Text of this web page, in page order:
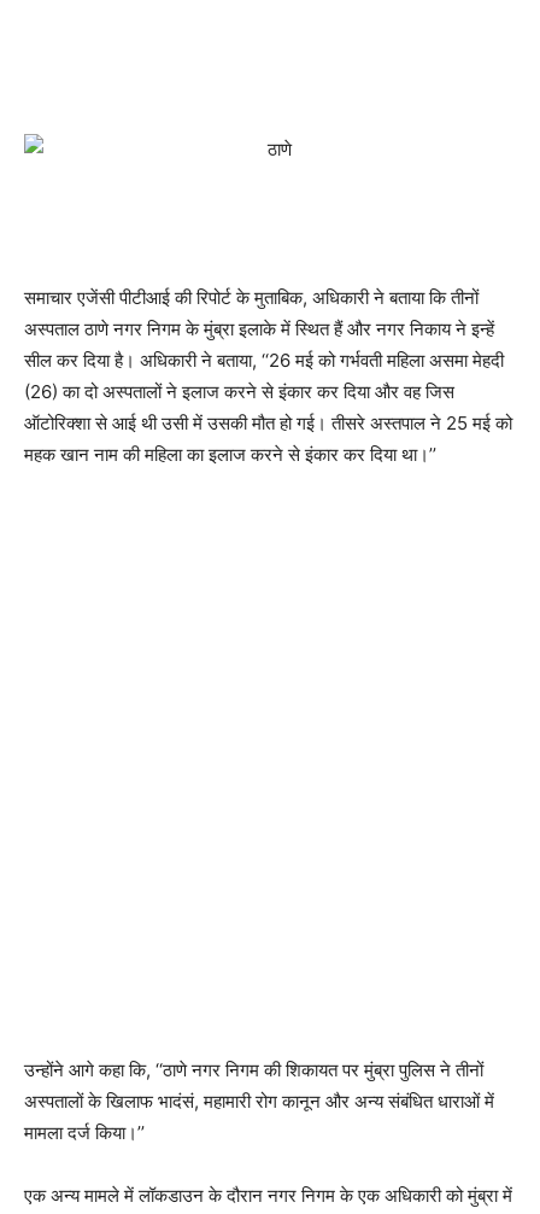
समाचार एजेंसी पीटीआई की रिपोर्ट के मुताबिक, अधिकारी ने बताया कि तीनों
अस्पताल ठाणे नगर निगम के मुंब्रा इलाके में स्थित हैं और नगर निकाय ने इन्हें
सील कर दिया है। अधिकारी ने बताया, ‘‘26 मई को गर्भवती महिला असमा मेहदी
(26) का दो अस्पतालों ने इलाज करने से इंकार कर दिया और वह जिस
ऑटोरिक्शा से आई थी उसी में उसकी मौत हो गई। तीसरे अस्तपाल ने 25 मई को
महक खान नाम की महिला का इलाज करने से इंकार कर दिया था।’’
उन्होंने आगे कहा कि, ‘‘ठाणे नगर निगम की शिकायत पर मुंब्रा पुलिस ने तीनों
अस्पतालों के खिलाफ भादंसं, महामारी रोग कानून और अन्य संबंधित धाराओं में
मामला दर्ज किया।’’
एक अन्य मामले में लॉकडाउन के दौरान नगर निगम के एक अधिकारी को मुंब्रा में